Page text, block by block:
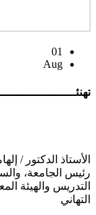
01
Aug
التهاني